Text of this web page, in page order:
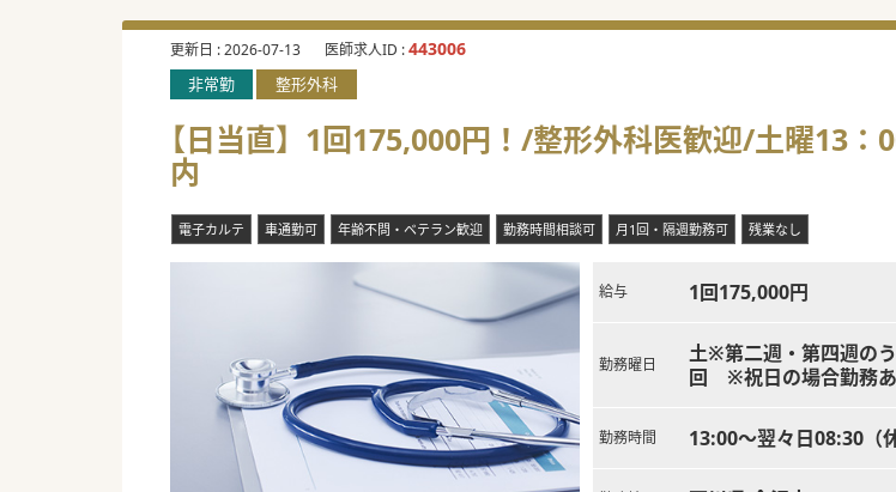
更新日 :2026-07-13 医師求人ID :443006
非常勤 整形外科
【日当直】1回175,000円！/整形外科医歓迎/土曜13
内
電子カルテ 車通勤可 年齢不問・ベテラン歓迎 勤務時間相談可 月1回・隔週勤務可 残業なし
給与 1回175,000円
勤務曜日
土※第二週・第四週の
回 ※祝日の場合勤務
勤務時間 13:00～翌々日08:30（